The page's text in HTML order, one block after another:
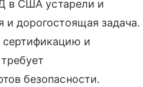
в США устарели и
дорогостоящая задача.
и
безопасности.